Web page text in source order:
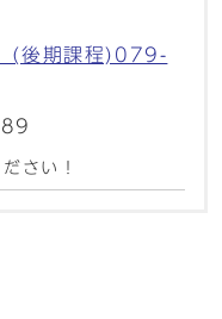
(後期課程)079-
さい！